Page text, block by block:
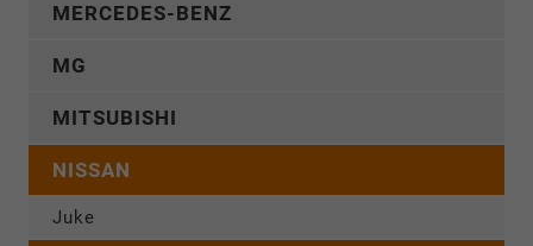
MERCEDES-BENZ
MG
MITSUBISHI
NISSAN
Juke